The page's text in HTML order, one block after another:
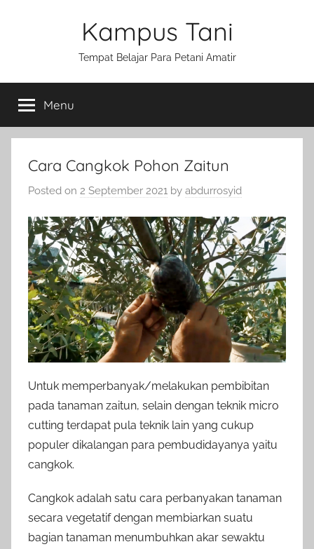
Kampus Tani
Tempat Belajar Para Petani Amatir
Menu
Cara Cangkok Pohon Zaitun
Posted on 2 September 2021 by abdurrosyid
Untuk memperbanyak/melakukan pembibitan
pada tanaman zaitun, selain dengan teknik micro
cutting terdapat pula teknik lain yang cukup
populer dikalangan para pembudidayanya yaitu
cangkok.
Cangkok adalah satu cara perbanyakan tanaman
secara vegetatif dengan membiarkan suatu
bagian tanaman menumbuhkan akar sewaktu